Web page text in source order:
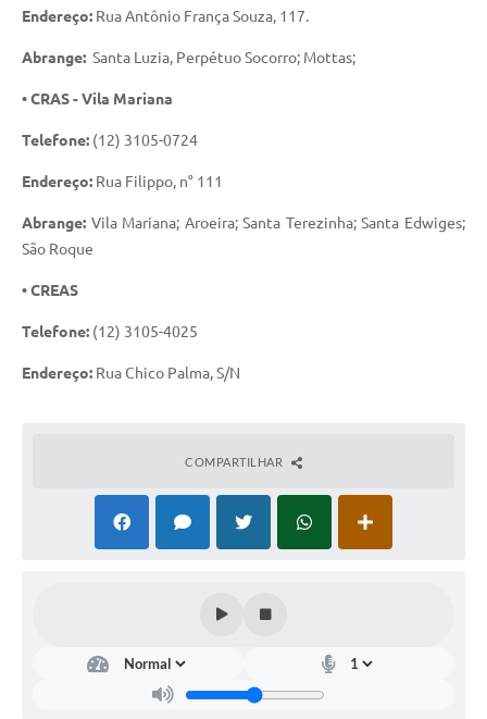
Endereço: Rua Antônio França Souza, 117.
Abrange: Santa Luzia, Perpétuo Socorro; Mottas;
• CRAS - Vila Mariana
Telefone: (12) 3105-0724
Endereço: Rua Filippo, n° 111
Abrange: Vila Mariana; Aroeira; Santa Terezinha; Santa Edwiges;
São Roque
• CREAS
Telefone: (12) 3105-4025
Endereço: Rua Chico Palma, S/N
COMPARTILHAR